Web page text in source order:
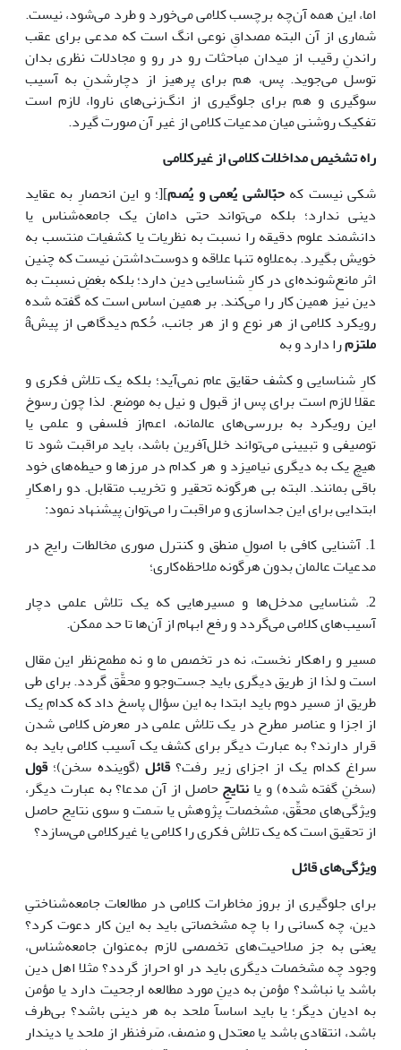
اما، این همه آن‌چه برچسب کلامی می‌خورد و طرد می‌شود، نیست.
شماری از آن البته مصداقِ نوعی انگ است که مدعی برای عقب
راندنِ رقیب از میدان مباحثات رو در رو و مجادلات نظری بدان
توسل می‌جوید. پس، هم برای پرهیز از دچارشدنِ به آسیب
سوگیری و هم برای جلوگیری از انگ‌زنی‌های ناروا، لازم است
تفکیک روشنی میان مدعیات کلامی از غیر آن صورت گیرد.
راه تشخیص مداخلات کلامی از غیرکلامی
شکی نیست کهحبّالشی یُعمی و یُصم][؛ و این انحصارِ به عقاید
دینی ندارد؛ بلکه می‌تواند حتی دامان یک جامعه‌شناس یا
دانشمند علوم دقیقه را نسبت به نظریات یا کشفیات منتسب به
خویش بگیرد. به‌علاوه تنها علاقه و دوست‌داشتن نیست که چنین
اثر مانع‌شونده‌ای در کارِ شناسایی دین دارد؛ بلکه بغضِ نسبت به
دین نیز همین کار را می‌کند. بر همین اساس است که گفته شده
رویکرد کلامی از هر نوع و از هر جانب، حُکم دیدگاهی از پیشâ
ملتزمرا دارد و به
کارِ شناسایی و کشف حقایق عام نمی‌آید؛ بلکه یک تلاش فکری و
عقلا لازم است برای پس از قبول و نیل به موضع. لذا چون رسوخ
این رویکرد به بررسی‌های عالمانه، اعم‌از فلسفی و علمی یا
توصیفی و تبیینی می‌تواند خلل‌آفرین باشد، باید مراقبت شود تا
هیچ یک به دیگری نیامیزد و هر کدام در مرزها و حیطه‌های خود
باقی بمانند. البته بی هرگونه تحقیر و تخریب متقابل. دو راهکارِ
ابتدایی برای این جداسازی و مراقبت را می‌توان پیشنهاد نمود:
1. آشنایی کافی با اصولِ منطق و کنترل صوری مخالطات رایج در
مدعیات عالمان بدون هرگونه ملاحظه‌کاری؛
2. شناسایی مدخل‌ها و مسیرهایی که یک تلاش علمی دچار
آسیب‌های کلامی می‌گردد و رفع ابهام از آن‌ها تا حد ممکن.
مسیر و راهکار نخست، نه در تخصص ما و نه مطمح‌نظر این مقال
است و لذا از طریق دیگری باید جست‌وجو و محقَّق گردد. برای طی
طریق از مسیر دوم باید ابتدا به این سؤال پاسخ داد که کدام یک
از اجزا و عناصر مطرح در یک تلاش علمی در معرض کلامی شدن
قرار دارند؟ به عبارت دیگر برای کشف یک آسیب کلامی باید به
سراغ کدام یک از اجزای زیر رفت؟قائل (گوینده سخن)؛قول
(سخنِ گفته شده) و یا نتایجِحاصل از آن مدعا؟ به عبارت دیگر،
ویژگی‌های محقِّق، مشخصات پژوهش یا سَمت و سوی نتایج حاصل
از تحقیق است که یک تلاش فکری را کلامی یا غیرکلامی می‌سازد؟
ویژگی‌های قائل
برای جلوگیری از بروز مخاطرات کلامی در مطالعات جامعه‌شناختیِ
دین، چه کسانی را با چه مشخصاتی باید به این کار دعوت کرد؟
یعنی به جز صلاحیت‌های تخصصی لازم به‌عنوان جامعه‌شناس،
وجود چه مشخصات دیگری باید در او احراز گردد؟ مثلا اهل دین
باشد یا نباشد؟ مؤمن به دینِ مورد مطالعه ارجحیت دارد یا مؤمن
به ادیان دیگر؛ یا باید اساسآ ملحد به هر دینی باشد؟ بی‌طرف
باشد، انتقادی باشد یا معتدل و منصف، صَرفنظر از ملحد یا دیندار